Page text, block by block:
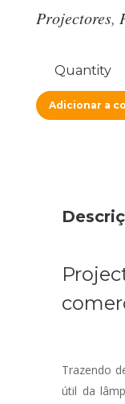
Projectores,
Quantity
Adicionar a
Trazendo
útil da